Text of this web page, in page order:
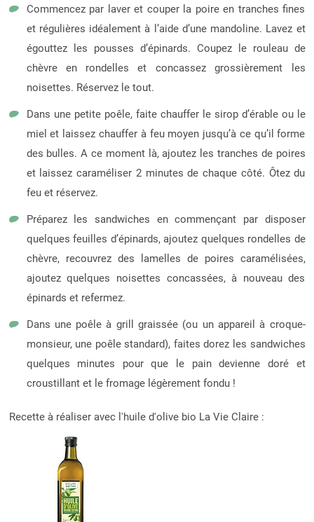
Commencez par laver et couper la poire en tranches fines
et régulières idéalement à l’aide d’une mandoline. Lavez et
égouttez les pousses d’épinards. Coupez le rouleau de
chèvre en rondelles et concassez grossièrement les
noisettes. Réservez le tout.
Dans une petite poêle, faite chauffer le sirop d’érable ou le
miel et laissez chauffer à feu moyen jusqu’à ce qu’il forme
des bulles. A ce moment là, ajoutez les tranches de poires
et laissez caraméliser 2 minutes de chaque côté. Ôtez du
feu et réservez.
Préparez les sandwiches en commençant par disposer
quelques feuilles d’épinards, ajoutez quelques rondelles de
chèvre, recouvrez des lamelles de poires caramélisées,
ajoutez quelques noisettes concassées, à nouveau des
épinards et refermez.
Dans une poêle à grill graissée (ou un appareil à croque-
monsieur, une poêle standard), faites dorez les sandwiches
quelques minutes pour que le pain devienne doré et
croustillant et le fromage légèrement fondu !
Recette à réaliser avec l'huile d'olive bio La Vie Claire :